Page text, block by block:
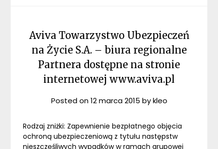
Aviva Towarzystwo Ubezpieczeń
na Życie S.A. – biura regionalne
Partnera dostępne na stronie
internetowej www.aviva.pl
Posted on12 marca 2015 bykleo
Rodzaj zniżki: Zapewnienie bezpłatnego objęcia
ochroną ubezpieczeniową z tytułu następstw
nieszczęśliwych wypadków w ramach grupowej